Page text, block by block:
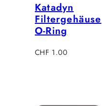
Katadyn
Filtergehäuse
O-Ring
Regulärer
CHF 1.00